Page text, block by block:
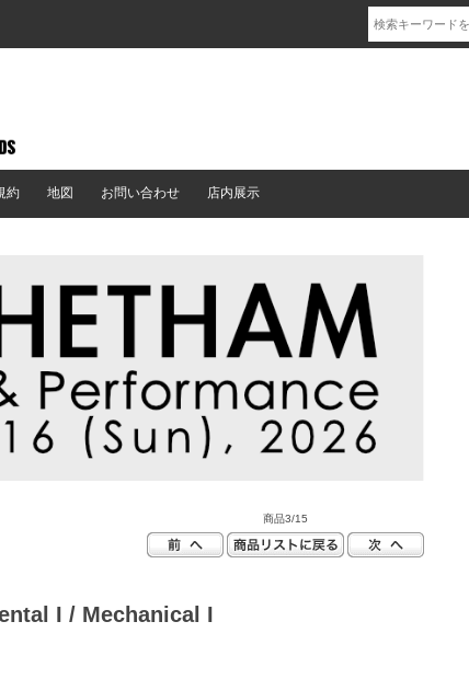
約 地図 お問い合わせ 店内展示
商品3/15
I / Mechanical I